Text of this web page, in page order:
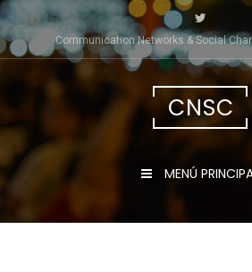
Saltar
al
contenido
Communication Networks & Social
CNSC
MENÚ